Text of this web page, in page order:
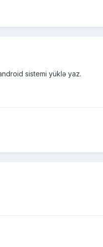
sistemi yüklə yaz.